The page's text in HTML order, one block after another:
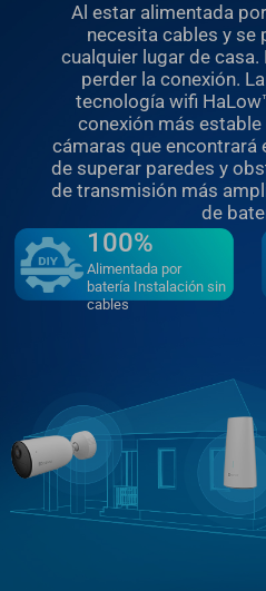
Al estar alimentada
necesita cables y se
cualquier lugar de
perder la conexión.
tecnología wifi
conexión más
cámaras que encontrará
de superar paredes y
de transmisión más
de
Alimentada por
batería Instalación sin
cables
100%